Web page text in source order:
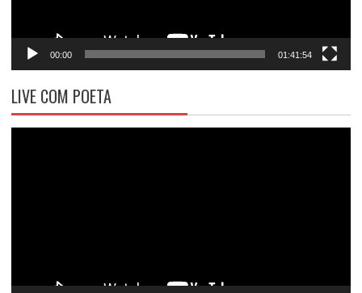
00:00 01:41:54
LIVE COM POETA